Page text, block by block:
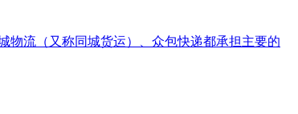
物流（又称同城货运）、众包快递都承担主要的